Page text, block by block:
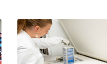
bij kinderen uit.